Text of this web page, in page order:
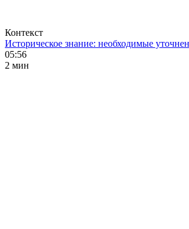
Контекст
Историческое знание: необходимые
05:56
2 мин